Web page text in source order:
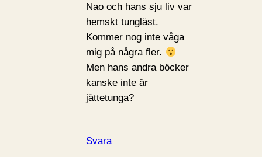
Nao och hans sju liv var
hemskt tungläst.
Kommer nog inte våga
mig på några fler.
Men hans andra böcker
kanske inte är
jättetunga?
Svara